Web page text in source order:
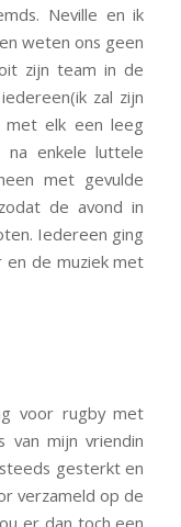
Neville en ik
weten ons geen
zijn team in de
zal zijn
met elk een leeg
na enkele luttele
met gevulde
de avond in
Iedereen ging
de muziek met
voor rugby met
mijn vriendin
gesterkt en
verzameld op de